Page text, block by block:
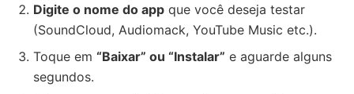
Digite o nome do app que você deseja testar
(SoundCloud, Audiomack, YouTube Music etc.).
Toque em “Baixar” ou “Instalar” e aguarde alguns
segundos.